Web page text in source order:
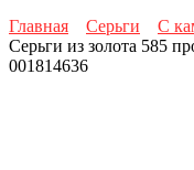
Главная
Серьги
С
Серьги из золота 585
001814636